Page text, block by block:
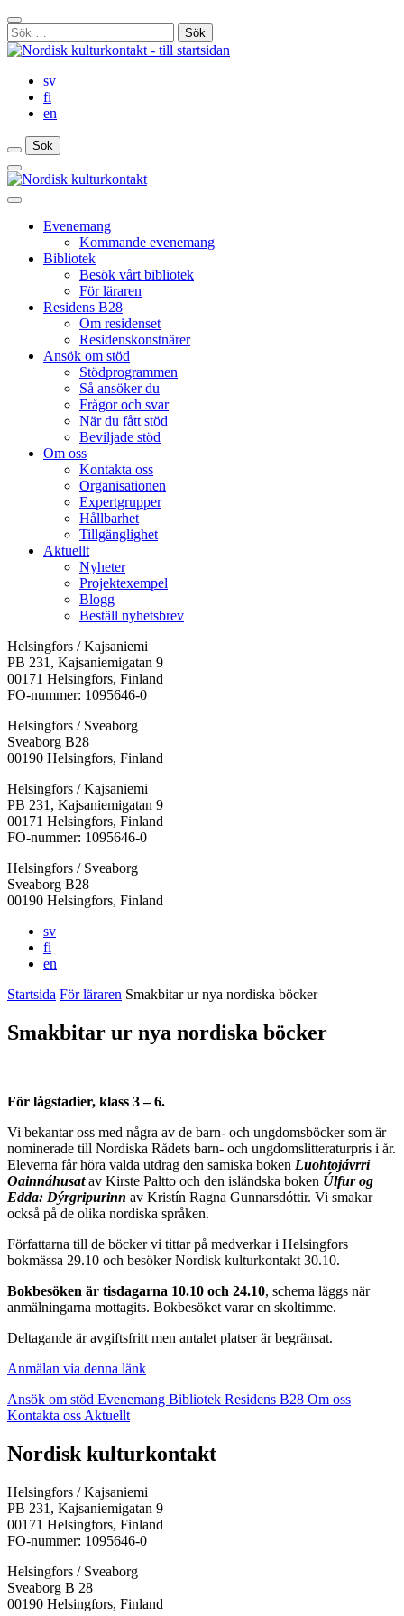
Gå
till
innehåll
Stäng
sökfält
Sök
efter:
sv
fi
en
Sök
Sök
Sök
Huvudmeny
Stäng
huvudmenyn
Evenemang
Kommande evenemang
Bibliotek
Besök vårt bibliotek
För läraren
Residens B28
Om residenset
Residenskonstnärer
Ansök om stöd
Stödprogrammen
Så ansöker du
Frågor och svar
När du fått stöd
Beviljade stöd
Om oss
Kontakta oss
Organisationen
Expertgrupper
Hållbarhet
Tillgänglighet
Aktuellt
Nyheter
Projektexempel
Blogg
Beställ nyhetsbrev
Helsingfors / Kajsaniemi
PB 231, Kajsaniemigatan 9
00171 Helsingfors, Finland
FO-nummer: 1095646-0
Helsingfors / Sveaborg
Sveaborg B28
00190 Helsingfors, Finland
Facebook:
Öppnas
i
en
flik
Instagram:
Öppnas
i
en
flik
TikTok:
Öppnas
i
en
flik
Youtube:
Öppnas
i
en
flik
Vimeo:
Öppnas
i
en
flik
Helsingfors / Kajsaniemi
PB 231, Kajsaniemigatan 9
00171 Helsingfors, Finland
FO-nummer: 1095646-0
Helsingfors / Sveaborg
Sveaborg B28
00190 Helsingfors, Finland
sv
fi
en
Startsida För läraren Smakbitar ur nya nordiska böcker
Smakbitar ur nya nordiska böcker
För lågstadier, klass 3 – 6.
Vi bekantar oss med några av de barn- och ungdomsböcker som är
nominerade till Nordiska Rådets barn- och ungdomslitteraturpris i år.
Eleverna får höra valda utdrag den samiska boken Luohtojávrri
Oainnáhusatav Kirste Paltto och den isländska boken Úlfur og
Edda: Dýrgripurinn av Kristín Ragna Gunnarsdóttir. Vi smakar
också på de olika nordiska språken.
Författarna till de böcker vi tittar på medverkar i Helsingfors
bokmässa 29.10 och besöker Nordisk kulturkontakt 30.10.
Bokbesöken är tisdagarna 10.10 och 24.10, schema läggs när
anmälningarna mottagits. Bokbesöket varar en skoltimme.
Deltagande är avgiftsfritt men antalet platser är begränsat.
Anmälan via denna länk
Ansök om stöd Evenemang Bibliotek Residens B28 Om oss
Kontakta oss Aktuellt
Facebook:
Öppnas
en
ny
flik
Instagram:
Öppnas
en
ny
flik
TikTok:
Öppnas
en
ny
flik
Youtube:
Öppnas
en
ny
flik
Vimeo:
Öppnas
en
ny
flik
Nordisk kulturkontakt
Helsingfors / Kajsaniemi
PB 231, Kajsaniemigatan 9
00171 Helsingfors, Finland
FO-nummer: 1095646-0
Helsingfors / Sveaborg
Sveaborg B 28
00190 Helsingfors, Finland